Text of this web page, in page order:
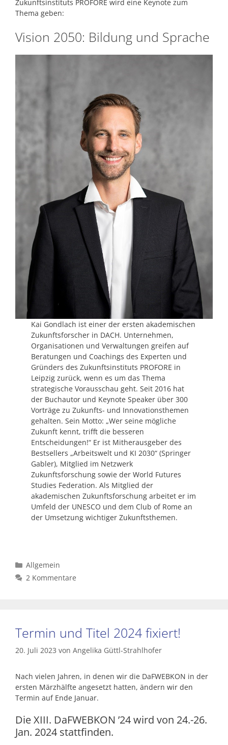
Zukunftsinstituts PROFORE wird eine Keynote zum
Thema geben:
Vision 2050: Bildung und Sprache
Kai Gondlach ist einer der ersten akademischen
Zukunftsforscher in DACH. Unternehmen,
Organisationen und Verwaltungen greifen auf
Beratungen und Coachings des Experten und
Gründers des Zukunftsinstituts PROFORE in
Leipzig zurück, wenn es um das Thema
strategische Vorausschau geht. Seit 2016 hat
der Buchautor und Keynote Speaker über 300
Vorträge zu Zukunfts- und Innovationsthemen
gehalten. Sein Motto: „Wer seine mögliche
Zukunft kennt, trifft die besseren
Entscheidungen!“ Er ist Mitherausgeber des
Bestsellers „Arbeitswelt und KI 2030“ (Springer
Gabler), Mitglied im Netzwerk
Zukunftsforschung sowie der World Futures
Studies Federation. Als Mitglied der
akademischen Zukunftsforschung arbeitet er im
Umfeld der UNESCO und dem Club of Rome an
der Umsetzung wichtiger Zukunftsthemen.
Kategorien
Allgemein
2 Kommentare
Termin und Titel 2024 fixiert!
20. Juli 2023 von Angelika Güttl-Strahlhofer
Nach vielen Jahren, in denen wir die DaFWEBKON in der
ersten Märzhälfte angesetzt hatten, ändern wir den
Termin auf Ende Januar.
Die XIII. DaFWEBKON ’24 wird von 24.-26.
Jan. 2024 stattfinden.